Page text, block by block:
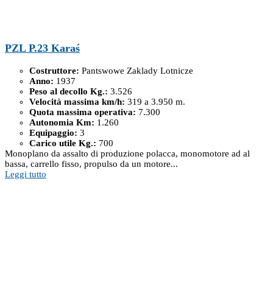
PZL P.23 Karaś
Costruttore: Pantswowe Zaklady Lotnicze
Anno: 1937
Peso al decollo Kg.: 3.526
Velocità massima km/h: 319 a 3.950 m.
Quota massima operativa: 7.300
Autonomia Km: 1.260
Equipaggio: 3
Carico utile Kg.: 700
Monoplano da assalto di produzione polacca, monomotore ad al
bassa, carrello fisso, propulso da un motore...
Leggi tutto